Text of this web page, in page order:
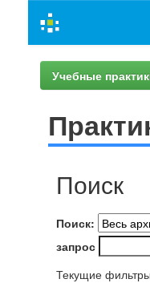
navigation
Учебные
Поиск
Поиск:
запрос
Текущие